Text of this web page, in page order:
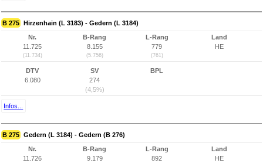
B 275 Hirzenhain (L 3183) - Gedern (L 3184)
Nr.
11.725
(11.734)
B-Rang
8.155
(5.756)
L-Rang
779
(761)
Land
HE
DTV
6.080
SV
274
(4,5%)
BPL
Infos...
B 275 Gedern (L 3184) - Gedern (B 276)
Nr.
11.726
B-Rang
9.179
L-Rang
892
Land
HE